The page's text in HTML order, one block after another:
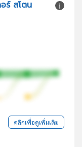
ร์ สโตน
คลิกเพื่อดูเพิ่มเติม